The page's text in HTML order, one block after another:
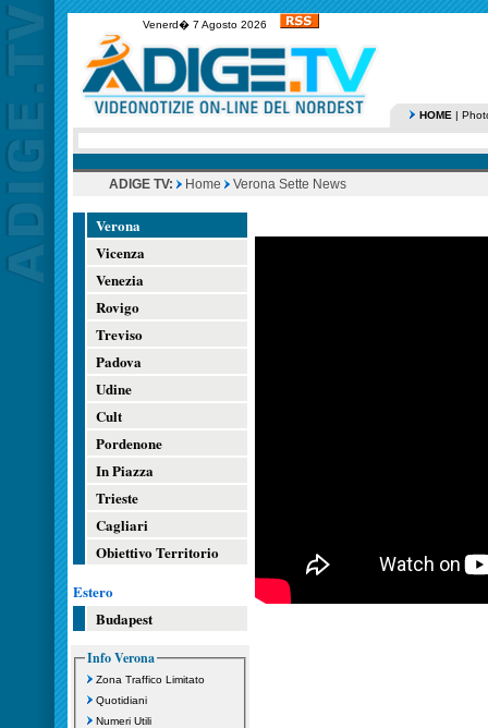
Venerd� 7 Agosto 2026
HOME |
ADIGE TV: Home Verona Sette News
Verona
Vicenza
Venezia
Rovigo
Treviso
Padova
Udine
Cult
Pordenone
In Piazza
Trieste
Cagliari
Obiettivo Territorio
Estero
Budapest
Info Verona
Zona Traffico Limitato
Quotidiani
Numeri Utili